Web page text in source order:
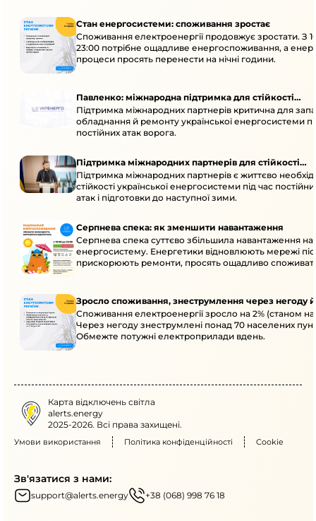
Стан енергосистеми: споживання зростає
Споживання електроенергії продовжує зростати. З
23:00 потрібне ощадливе енергоспоживання, а
процеси просять перенести на нічні години.
Павленко: міжнародна підтримка для стійкості
енергосистеми
Підтримка міжнародних партнерів критична для
обладнання й ремонту української енергосистеми
постійних атак ворога.
Підтримка міжнародних партнерів для стійкості
енергосистеми
Підтримка міжнародних партнерів є життєво
стійкості української енергосистеми під час
атак і підготовки до наступної зими.
Серпнева спека: як зменшити навантаження
Серпнева спека суттєво збільшила навантаження на
енергосистему. Енергетики відновлюють мережі
прискорюють ремонти, просять ощадливо
Зросло споживання, знеструмлення через негоду
Споживання електроенергії зросло на 2% (станом на
Через негоду знеструмлені понад 70 населених
Обмежте потужні електроприлади вдень.
Карта відключень світла
alerts.energy
2025-2026. Всі права захищені.
Умови використання Політика конфіденційності Cookie
Зв'язатися з нами:
support@alerts.energy +38 (068) 998 76 18